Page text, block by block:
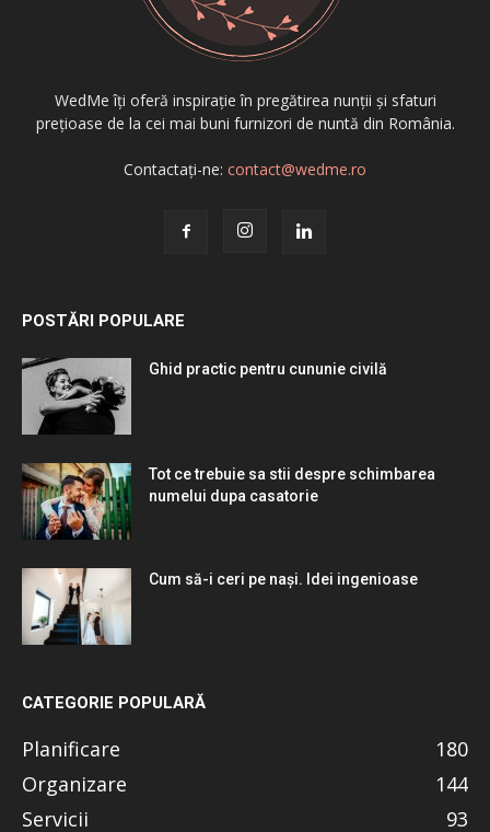
WedMe îți oferă inspirație în pregătirea nunții și sfaturi
prețioase de la cei mai buni furnizori de nuntă din România.
Contactați-ne: contact@wedme.ro
POSTĂRI POPULARE
Ghid practic pentru cununie civilă
Tot ce trebuie sa stii despre schimbarea
numelui dupa casatorie
Cum să-i ceri pe nași. Idei ingenioase
CATEGORIE POPULARĂ
Planificare
180
Organizare
144
Servicii
93